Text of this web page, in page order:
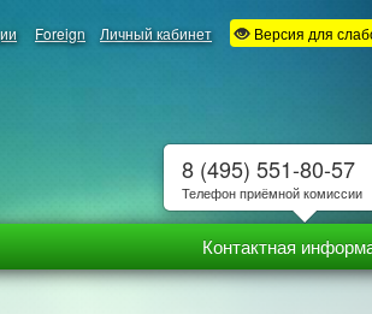
Foreign Личный кабинет Версия для
Контактная
8 (495) 551-80-57
Телефон приёмной комиссии